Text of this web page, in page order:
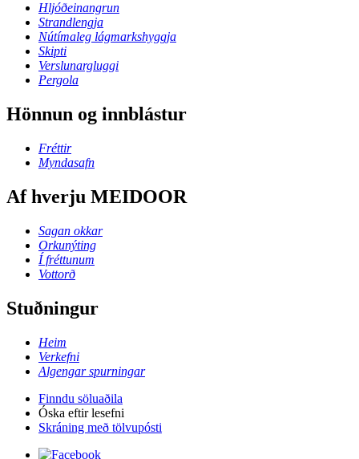
Hljóðeinangrun
Strandlengja
Nútímaleg lágmarkshyggja
Skipti
Verslunargluggi
Pergola
Hönnun og innblástur
Fréttir
Myndasafn
Af hverju MEIDOOR
Sagan okkar
Orkunýting
Í fréttunum
Vottorð
Stuðningur
Heim
Verkefni
Algengar spurningar
Finndu söluaðila
Óska eftir lesefni
Skráning með tölvupósti